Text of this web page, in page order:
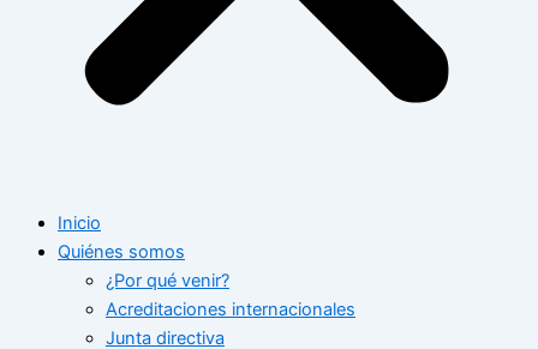
Inicio
Quiénes somos
¿Por qué venir?
Acreditaciones internacionales
Junta directiva